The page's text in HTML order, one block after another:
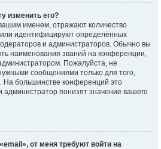
изменить его?
именем, отражают количество
идентифицируют определённых
и администраторов. Обычно вы
наименования званий на конференции,
Пожалуйста, не
сообщениями только для того,
На большинстве конференций это
понизят значение вашего
от меня требуют войти на